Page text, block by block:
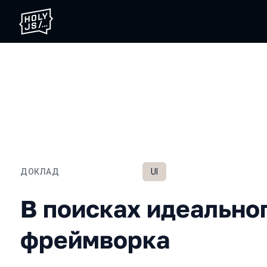
ДОКЛАД
В поисках идеального
UI
В поисках
фреймворка